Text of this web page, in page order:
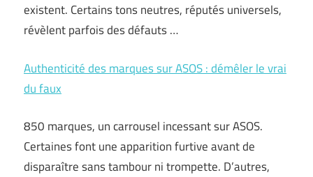
existent. Certains tons neutres, réputés universels,
révèlent parfois des défauts …
Authenticité des marques sur ASOS : démêler le vrai
du faux
850 marques, un carrousel incessant sur ASOS.
Certaines font une apparition furtive avant de
disparaître sans tambour ni trompette. D’autres,